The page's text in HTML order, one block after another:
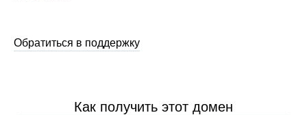
Обратиться в поддержку
Как получить этот домен